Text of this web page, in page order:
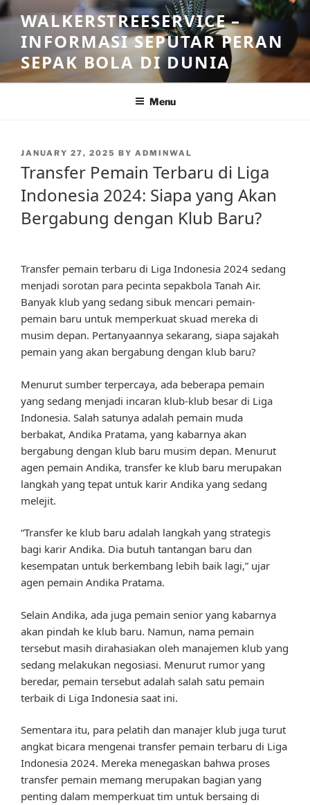
Skip
to
content
WALKERSTREESERVICE –
INFORMASI SEPUTAR PERAN
SEPAK BOLA DI DUNIA
Menu
POSTED
JANUARY 27, 2025 BY ADMINWAL
Transfer Pemain Terbaru di Liga
Indonesia 2024: Siapa yang Akan
Bergabung dengan Klub Baru?
Transfer pemain terbaru di Liga Indonesia 2024 sedang
menjadi sorotan para pecinta sepakbola Tanah Air.
Banyak klub yang sedang sibuk mencari pemain-
pemain baru untuk memperkuat skuad mereka di
musim depan. Pertanyaannya sekarang, siapa sajakah
pemain yang akan bergabung dengan klub baru?
Menurut sumber terpercaya, ada beberapa pemain
yang sedang menjadi incaran klub-klub besar di Liga
Indonesia. Salah satunya adalah pemain muda
berbakat, Andika Pratama, yang kabarnya akan
bergabung dengan klub baru musim depan. Menurut
agen pemain Andika, transfer ke klub baru merupakan
langkah yang tepat untuk karir Andika yang sedang
melejit.
“Transfer ke klub baru adalah langkah yang strategis
bagi karir Andika. Dia butuh tantangan baru dan
kesempatan untuk berkembang lebih baik lagi,” ujar
agen pemain Andika Pratama.
Selain Andika, ada juga pemain senior yang kabarnya
akan pindah ke klub baru. Namun, nama pemain
tersebut masih dirahasiakan oleh manajemen klub yang
sedang melakukan negosiasi. Menurut rumor yang
beredar, pemain tersebut adalah salah satu pemain
terbaik di Liga Indonesia saat ini.
Sementara itu, para pelatih dan manajer klub juga turut
angkat bicara mengenai transfer pemain terbaru di Liga
Indonesia 2024. Mereka menegaskan bahwa proses
transfer pemain memang merupakan bagian yang
penting dalam memperkuat tim untuk bersaing di